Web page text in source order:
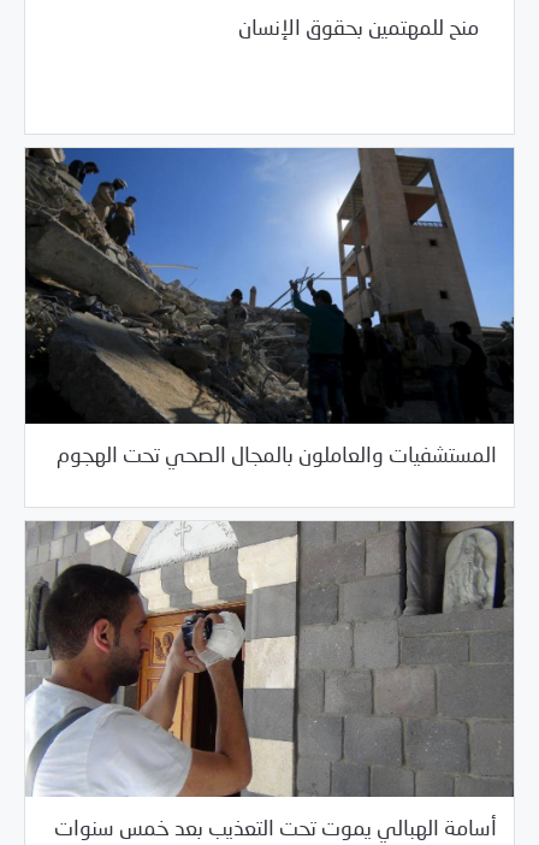
منح للمهتمين بحقوق الإنسان
المستشفيات والعاملون بالمجال الصحي تحت الهجوم
أسامة الهبالي يموت تحت التعذيب بعد خمس سنوات
05/24/2017 خبر بارز/مرصد الانتهاكات